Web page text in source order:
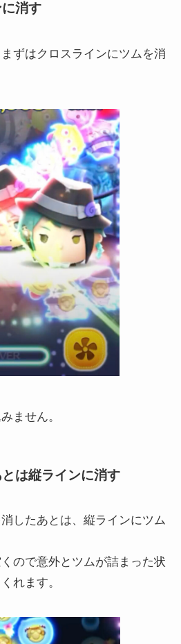
消す
ずはクロスラインにツムを消
ません。
は縦ラインに消す
したあとは、縦ラインにツム
ので意外とツムが詰まった状
れます。